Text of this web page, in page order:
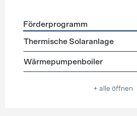
Förderprogramme Warmwasser
Förderprogramm
Thermische Solaranlage
Wärmepumpenboiler
+ alle öffnen